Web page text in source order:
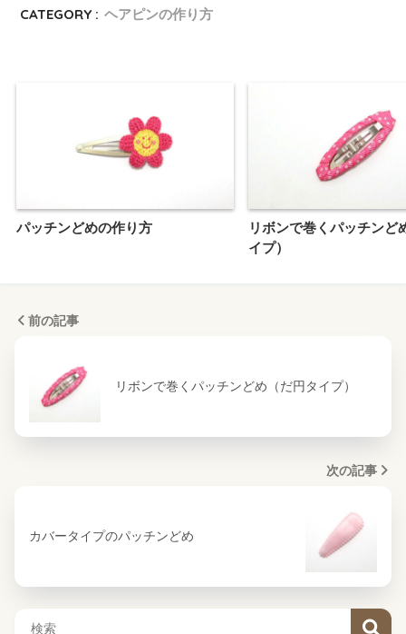
CATEGORY : ヘアピンの作り方
パッチンどめの作り方
リボンで巻くパッチンど
イプ）
前の記事
リボンで巻くパッチンどめ（だ円タイプ）
次の記事
カバータイプのパッチンどめ